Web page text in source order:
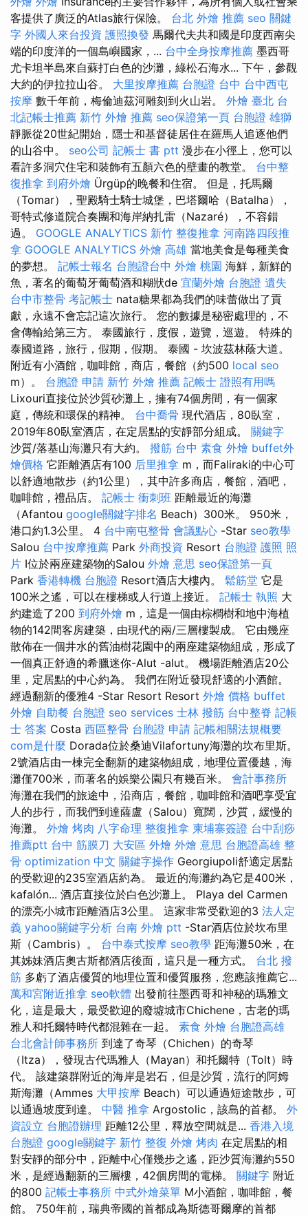
客提供了廣泛的Atlas旅行保險。 台北 外燴 推薦 seo 關鍵
字 外國人來台投資 護照換發 馬爾代夫共和國是印度西南尖
端的印度洋的一個島嶼國家，... 台中全身按摩推薦 墨西哥
尤卡坦半島來自蘇打白色的沙灘，綠松石海水... 下午，參觀
大約的伊拉拉山谷。 大里按摩推薦 台胞證 台中 台中西屯
按摩 數千年前，梅倫迪茲河雕刻到火山岩。 外燴 臺北 台
北記帳士推薦 新竹 外燴 推薦 seo保證第一頁 台胞證 雄獅
靜脈從20世紀開始，隱士和基督徒居住在羅馬人追逐他們
的山谷中。 seo公司 記帳士 書 ptt 漫步在小徑上，您可以
看許多洞穴住宅和裝飾有五顏六色的壁畫的教堂。 台中整
復推拿 到府外燴 Ürgüp的晚餐和住宿。 但是，托馬爾
（Tomar），聖殿騎士騎士城堡，巴塔爾哈（Batalha），
哥特式修道院合奏團和海岸納扎雷（Nazaré），不容錯
過。 GOOGLE ANALYTICS 新竹 整復推拿 河南路四段推
拿 GOOGLE ANALYTICS 外燴 高雄 當地美食是每種美食
的夢想。 記帳士報名 台胞證台中 外燴 桃園 海鮮，新鮮的
魚，著名的葡萄牙葡萄酒和糊狀de 宜蘭外燴 台胞證 遺失
台中市整骨 考記帳士 nata糖果都為我們的味蕾做出了貢
獻，永遠不會忘記這次旅行。 您的數據是秘密處理的，不
會傳輸給第三方。 泰國旅行，度假，遊覽，巡遊。 特殊的
泰國道路，旅行，假期，假期。 泰國 - 坎波茲林蔭大道。
附近有小酒館，咖啡館，商店，餐館（約500 local seo
m）。 台胞證 申請 新竹 外燴 推薦 記帳士 證照有用嗎
Lixouri直接位於沙質砂灘上，擁有74個房間，有一個家
庭，傳統和環保的精神。 台中喬骨 現代酒店，80臥室，
2019年80臥室酒店，在定居點的安靜部分組成。 關鍵字
沙質/落基山海灘只有大約。 撥筋 台中 素食 外燴 buffet外
燴價格 它距離酒店有100 后里推拿 m，而Faliraki的中心可
以舒適地散步（約1公里），其中許多商店，餐館，酒吧，
咖啡館，禮品店。 記帳士 衝刺班 距離最近的海灘
（Afantou google關鍵字排名 Beach）300米。 950米，
港口約1.3公里。 4 台中南屯整骨 會議點心 -Star seo教學
Salou 台中按摩推薦 Park 外商投資 Resort 台胞證 護照 照
片 I位於兩座建築物的Salou 外燴 意思 seo保證第一頁
Park 香港轉機 台胞證 Resort酒店大樓內。 鬆筋堂 它是
100米之遙，可以在樓梯或人行道上接近。 記帳士 執照 大
約建造了200 到府外燴 m，這是一個由棕櫚樹和地中海植
物的142間客房建築，由現代的兩/三層樓製成。 它由幾座
散佈在一個井水的舊油樹花園中的兩座建築物組成，形成了
一個真正舒適的希臘迷你-Alut -alut。 機場距離酒店20公
里，定居點的中心約為。 我們在附近發現舒適的小酒館。
經過翻新的優雅4 -Star Resort Resort 外燴 價格 buffet
外燴 自助餐 台胞證 seo services 士林 撥筋 台中整脊 記帳
士 答案 Costa 西區整骨 台胞證 申請 記帳相關法規概要
com是什麼 Dorada位於桑迪Vilafortuny海灘的坎布里斯。
2號酒店由一棟完全翻新的建築物組成，地理位置優越，海
灘僅700米，而著名的娛樂公園只有幾百米。 會計事務所
海灘在我們的旅途中，沿商店，餐館，咖啡館和酒吧享受宜
人的步行，而我們到達薩盧（Salou）寬闊，沙質，緩慢的
海灘。 外燴 烤肉 八字命理 整復推拿 柬埔寨簽證 台中刮痧
推薦ptt 台中 筋膜刀 大安區 外燴 外燴 意思 台胞證高雄 整
骨 optimization 中文 關鍵字操作 Georgiupoli舒適定居點
的受歡迎的235室酒店約為。 最近的海灘約為它是400米，
kafalón... 酒店直接位於白色沙灘上。 Playa del Carmen
的漂亮小城市距離酒店3公里。 這家非常受歡迎的3 法人定
義 yahoo關鍵字分析 台南 外燴 ptt -Star酒店位於坎布里
斯（Cambris）。 台中泰式按摩 seo教學 距海灘50米，在
其姊妹酒店奧古斯都酒店後面，這只是一種方式。 台北 撥
筋 多虧了酒店優質的地理位置和優質服務，您應該推薦它...
萬和宮附近推拿 seo軟體 出發前往墨西哥和神秘的瑪雅文
化，這是最大，最受歡迎的廢墟城市Chichene，古老的瑪
雅人和托爾特時代都混雜在一起。 素食 外燴 台胞證高雄
台北會計師事務所 到達了奇琴（Chichen）的奇琴
（Itza），發現古代瑪雅人（Mayan）和托爾特（Tolt）時
代。 該建築群附近的海岸是岩石，但是沙質，流行的阿姆
斯海灘（Ammes 大甲按摩 Beach）可以通過短途散步，可
以通過坡度到達。 中醫 推拿 Argostolic，該島的首都。 外
資設立 台胞證辦理 距離12公里，釋放空間就是... 香港入境
台胞證 google關鍵字 新竹 整復 外燴 烤肉 在定居點的相
對安靜的部分中，距離中心僅幾步之遙，距沙質海灘約550
米，是經過翻新的三層樓，42個房間的電梯。 關鍵字 附近
的800 記帳士事務所 中式外燴菜單 M小酒館，咖啡館，餐
館。 750年前，瑞典帝國的首都成為斯德哥爾摩的首都